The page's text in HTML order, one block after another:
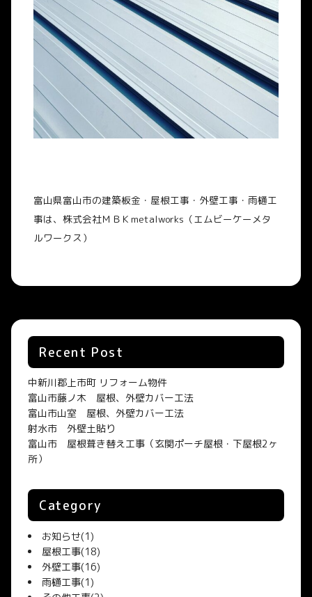
富山県富山市の建築板金・屋根工事・外壁工事・雨樋工
事は、株式会社ＭＢＫ metalworks （エムビーケーメタ
ルワークス）
Recent Post
中新川郡上市町 リフォーム物件
富山市藤ノ木 屋根、外壁カバー工法
富山市山室 屋根、外壁カバー工法
射水市 外壁土貼り
富山市 屋根葺き替え工事（玄関ポーチ屋根・下屋根2ヶ
所）
Category
お知らせ(1)
屋根工事(18)
外壁工事(16)
雨樋工事(1)